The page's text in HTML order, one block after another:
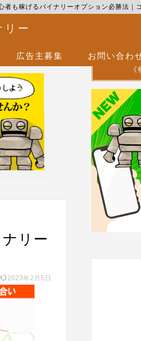
も稼げるバイナリーオプション必勝法｜
リー
広告主募集 お問い合わ
リー
2023年2月5日